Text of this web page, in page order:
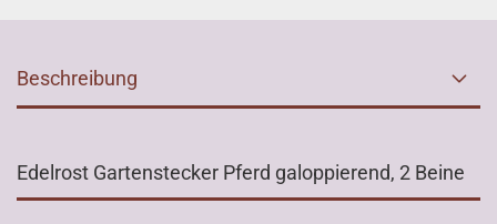
Beschreibung
Edelrost Gartenstecker Pferd galoppierend, 2 Beine